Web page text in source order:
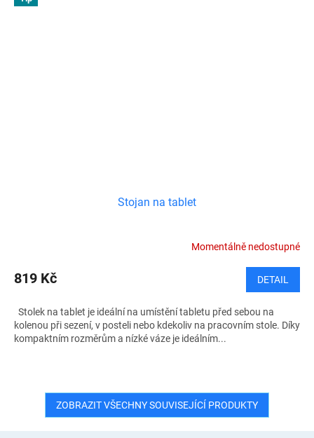
Stojan na tablet
Momentálně nedostupné
819 Kč DETAIL
Stolek na tablet je ideální na umístění tabletu před sebou na
kolenou při sezení, v posteli nebo kdekoliv na pracovním stole. Díky
kompaktním rozměrům a nízké váze je ideálním...
ZOBRAZIT VŠECHNY SOUVISEJÍCÍ PRODUKTY